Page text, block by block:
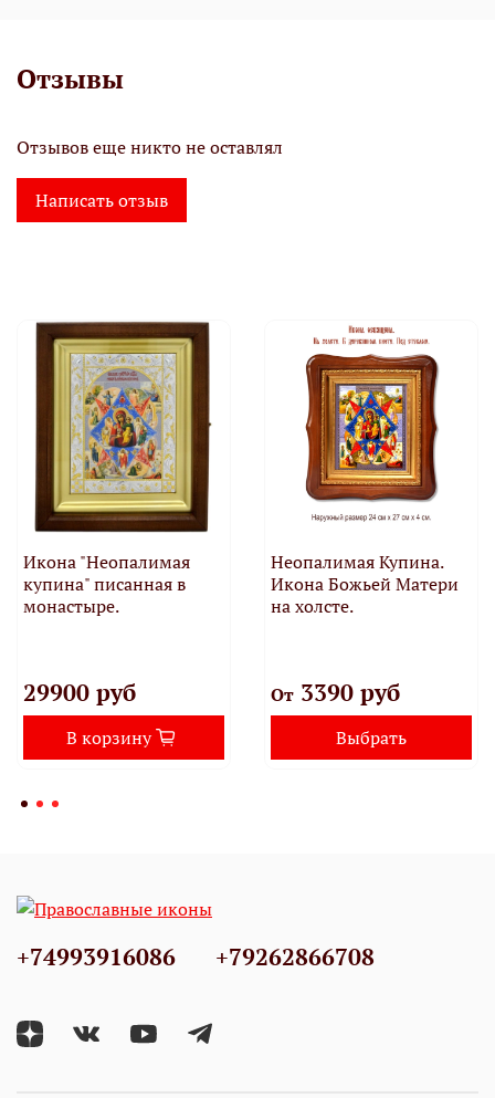
Отзывы
Отзывов еще никто не оставлял
Написать отзыв
Икона "Неопалимая
купина" писанная в
монастыре.
29900 руб
В корзину
Неопалимая Купина.
Икона Божьей Матери
на холсте.
От3390 руб
Выбрать
+74993916086 +79262866708